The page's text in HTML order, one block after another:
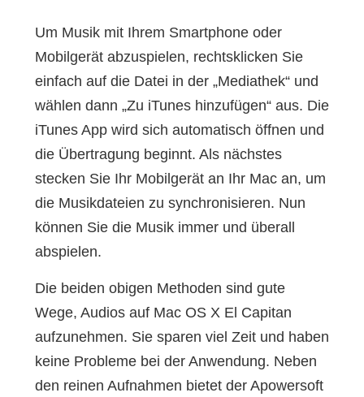
Um Musik mit Ihrem Smartphone oder
Mobilgerät abzuspielen, rechtsklicken Sie
einfach auf die Datei in der „Mediathek“ und
wählen dann „Zu iTunes hinzufügen“ aus. Die
iTunes App wird sich automatisch öffnen und
die Übertragung beginnt. Als nächstes
stecken Sie Ihr Mobilgerät an Ihr Mac an, um
die Musikdateien zu synchronisieren. Nun
können Sie die Musik immer und überall
abspielen.
Die beiden obigen Methoden sind gute
Wege, Audios auf Mac OS X El Capitan
aufzunehmen. Sie sparen viel Zeit und haben
keine Probleme bei der Anwendung. Neben
den reinen Aufnahmen bietet der Apowersoft